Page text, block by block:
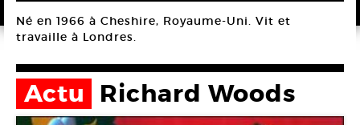
Né en 1966 à Cheshire, Royaume-Uni. Vit et
travaille à Londres.
Actu Richard Woods